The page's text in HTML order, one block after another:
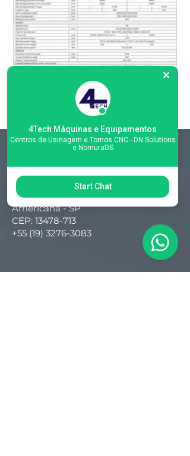
Matriz
R. Gerônimo Braga, 595
Lot. Industrial Machadinho
Americana - SP
CEP: 13478-713
+55 (19) 3276-3083
4Tech Máquinas e Equipamentos
Centros de Usinagem e Tornos CNC - DN Solutions
e NomuraDS
Start Chat